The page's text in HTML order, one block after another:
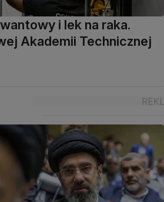
i lek na raka.
Akademii Technicznej